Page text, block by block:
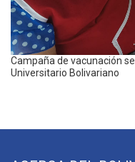
Campaña de vacunación
Universitario Bolivariano